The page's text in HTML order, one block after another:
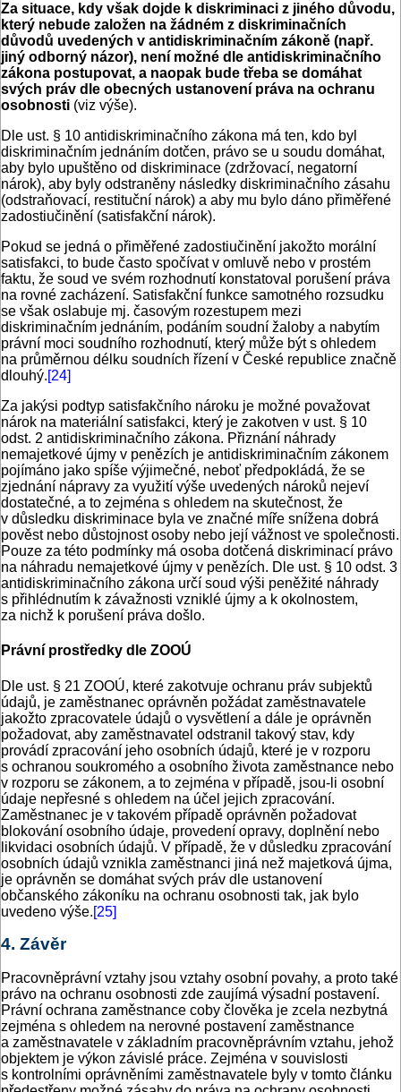
Za situace, kdy však dojde k diskriminaci z jiného důvodu,
který nebude založen na žádném z diskriminačních
důvodů uvedených v antidiskriminačním zákoně (např.
jiný odborný názor), není možné dle antidiskriminačního
zákona postupovat, a naopak bude třeba se domáhat
svých práv dle obecných ustanovení práva na ochranu
osobnosti (viz výše).
Dle ust. § 10 antidiskriminačního zákona má ten, kdo byl
diskriminačním jednáním dotčen, právo se u soudu domáhat,
aby bylo upuštěno od diskriminace (zdržovací, negatorní
nárok), aby byly odstraněny následky diskriminačního zásahu
(odstraňovací, restituční nárok) a aby mu bylo dáno přiměřené
zadostiučinění (satisfakční nárok).
Pokud se jedná o přiměřené zadostiučinění jakožto morální
satisfakci, to bude často spočívat v omluvě nebo v prostém
faktu, že soud ve svém rozhodnutí konstatoval porušení práva
na rovné zacházení. Satisfakční funkce samotného rozsudku
se však oslabuje mj. časovým rozestupem mezi
diskriminačním jednáním, podáním soudní žaloby a nabytím
právní moci soudního rozhodnutí, který může být s ohledem
na průměrnou délku soudních řízení v České republice značně
dlouhý.[24]
Za jakýsi podtyp satisfakčního nároku je možné považovat
nárok na materiální satisfakci, který je zakotven v ust. § 10
odst. 2 antidiskriminačního zákona. Přiznání náhrady
nemajetkové újmy v penězích je antidiskriminačním zákonem
pojímáno jako spíše výjimečné, neboť předpokládá, že se
zjednání nápravy za využití výše uvedených nároků nejeví
dostatečné, a to zejména s ohledem na skutečnost, že
v důsledku diskriminace byla ve značné míře snížena dobrá
pověst nebo důstojnost osoby nebo její vážnost ve společnosti.
Pouze za této podmínky má osoba dotčená diskriminací právo
na náhradu nemajetkové újmy v penězích. Dle ust. § 10 odst. 3
antidiskriminačního zákona určí soud výši peněžité náhrady
s přihlédnutím k závažnosti vzniklé újmy a k okolnostem,
za nichž k porušení práva došlo.
Právní prostředky dle ZOOÚ
Dle ust. § 21 ZOOÚ, které zakotvuje ochranu práv subjektů
údajů, je zaměstnanec oprávněn požádat zaměstnavatele
jakožto zpracovatele údajů o vysvětlení a dále je oprávněn
požadovat, aby zaměstnavatel odstranil takový stav, kdy
provádí zpracování jeho osobních údajů, které je v rozporu
s ochranou soukromého a osobního života zaměstnance nebo
v rozporu se zákonem, a to zejména v případě, jsou-li osobní
údaje nepřesné s ohledem na účel jejich zpracování.
Zaměstnanec je v takovém případě oprávněn požadovat
blokování osobního údaje, provedení opravy, doplnění nebo
likvidaci osobních údajů. V případě, že v důsledku zpracování
osobních údajů vznikla zaměstnanci jiná než majetková újma,
je oprávněn se domáhat svých práv dle ustanovení
občanského zákoníku na ochranu osobnosti tak, jak bylo
uvedeno výše.[25]
4. Závěr
Pracovněprávní vztahy jsou vztahy osobní povahy, a proto také
právo na ochranu osobnosti zde zaujímá výsadní postavení.
Právní ochrana zaměstnance coby člověka je zcela nezbytná
zejména s ohledem na nerovné postavení zaměstnance
a zaměstnavatele v základním pracovněprávním vztahu, jehož
objektem je výkon závislé práce. Zejména v souvislosti
s kontrolními oprávněními zaměstnavatele byly v tomto článku